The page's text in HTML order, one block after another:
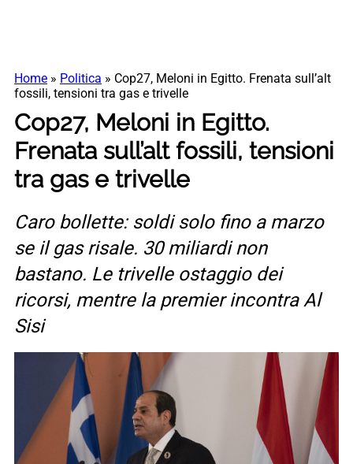
Home » Politica » Cop27, Meloni in Egitto. Frenata sull’alt
fossili, tensioni tra gas e trivelle
Cop27, Meloni in Egitto.
Frenata sull’alt fossili, tensioni
tra gas e trivelle
Caro bollette: soldi solo fino a marzo
se il gas risale. 30 miliardi non
bastano. Le trivelle ostaggio dei
ricorsi, mentre la premier incontra Al
Sisi